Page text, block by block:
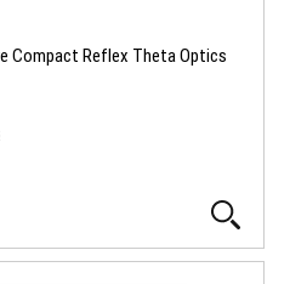
Compact Reflex Theta Optics